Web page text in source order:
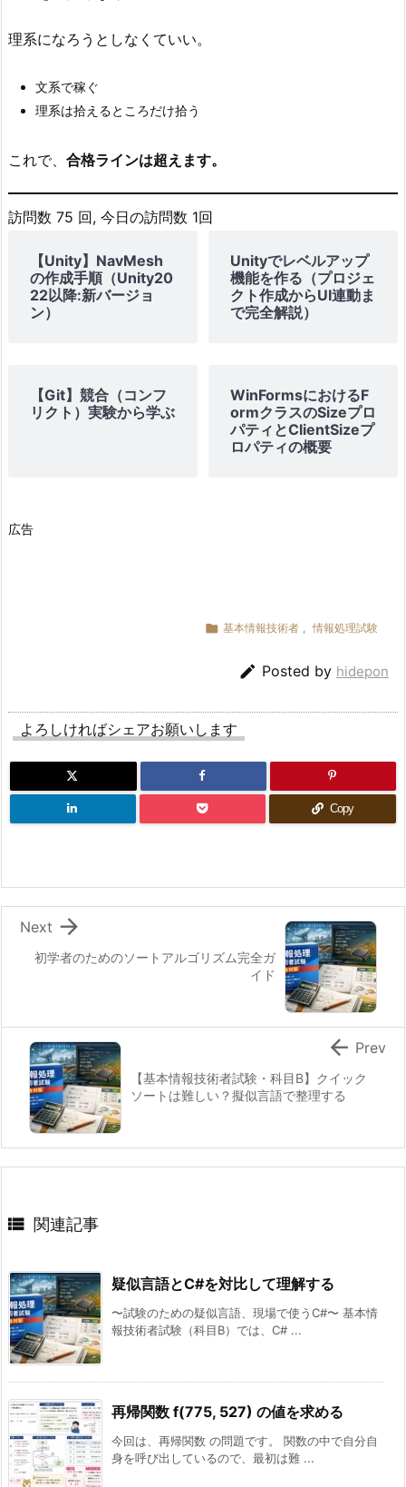
い
言
理系になろうとしなくていい。
文系で稼ぐ
理系は拾えるところだけ拾う
これで、 合格ラインは超えます。
訪問数 75 回, 今日の訪問数 1回
【Unity】NavMesh
の作成手順（Unity20
22以降:新バージョ
ン）
Unityでレベルアップ
機能を作る（プロジェ
クト作成からUI連動ま
で完全解説）
【Git】競合（コンフ
リクト）実験から学ぶ
WinFormsにおけるF
ormクラスのSizeプロ
パティとClientSizeプ
ロパティの概要
広告
 基本情報技術者 情報処理試験
 Posted by hidepon
よろしければシェアお願いします
Copy
初学者のためのソートアルゴリズム完全ガ
イド

Next
【基本情報技術者試験・科目B】クイック
ソートは難しい？擬似言語で整理する
 Prev
 関連記事
疑似言語とC#を対比して理解する
〜試験のための疑似言語、現場で使うC#〜 基本情
報技術者試験（科目B）では、C# ...
再帰関数 f(775, 527) の値を求める
今回は、再帰関数 の問題です。 関数の中で自分自
身を呼び出しているので、最初は難 ...